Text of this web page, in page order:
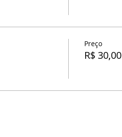
Preço
R$ 30,00